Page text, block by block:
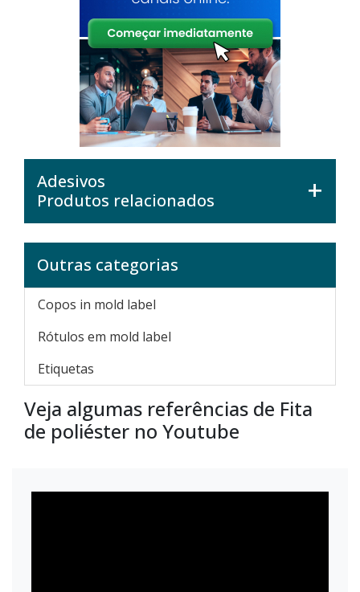
Adesivos
Produtos relacionados
Outras categorias
Copos in mold label
Rótulos em mold label
Etiquetas
Veja algumas referências de Fita
de poliéster no Youtube